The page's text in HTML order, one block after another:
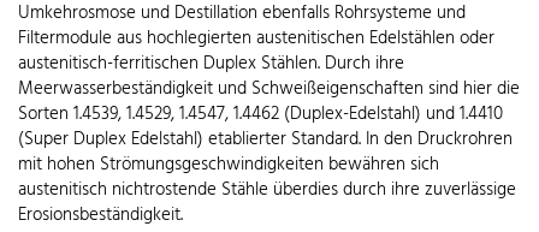
Umkehrosmose und Destillation ebenfalls Rohrsysteme und
Filtermodule aus hochlegierten austenitischen Edelstählen oder
austenitisch-ferritischen Duplex Stählen. Durch ihre
Meerwasserbeständigkeit und Schweißeigenschaften sind hier die
Sorten 1.4539, 1.4529, 1.4547, 1.4462 (Duplex-Edelstahl) und 1.4410
(Super Duplex Edelstahl) etablierter Standard. In den Druckrohren
mit hohen Strömungsgeschwindigkeiten bewähren sich
austenitisch nichtrostende Stähle überdies durch ihre zuverlässige
Erosionsbeständigkeit.